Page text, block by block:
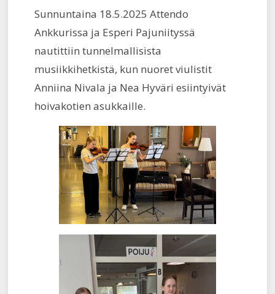
Sunnuntaina 18.5.2025 Attendo
Ankkurissa ja Esperi Pajuniityssä
nautittiin tunnelmallisista
musiikkihetkistä, kun nuoret viulistit
Anniina Nivala ja Nea Hyväri esiintyivät
hoivakotien asukkaille.